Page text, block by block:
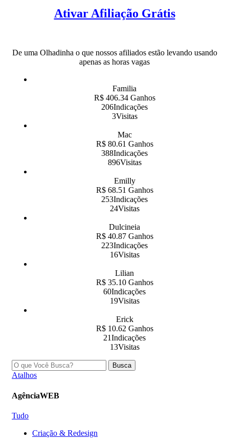
Ativar Afiliação Grátis
De uma Olhadinha o que nossos afiliados estão levando usando
apenas as horas vagas
Familia
R$ 406.34 Ganhos
206Indicações
3Visitas
Mac
R$ 80.61 Ganhos
388Indicações
896Visitas
Emilly
R$ 68.51 Ganhos
253Indicações
24Visitas
Dulcineia
R$ 40.87 Ganhos
223Indicações
16Visitas
Lilian
R$ 35.10 Ganhos
60Indicações
19Visitas
Erick
R$ 10.62 Ganhos
21Indicações
13Visitas
Busca
Atalhos
AgênciaWEB
Tudo
Criação & Redesign